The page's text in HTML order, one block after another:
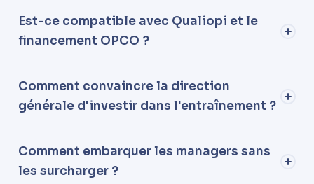
Est-ce compatible avec Qualiopi et le
financement OPCO ?
Comment convaincre la direction
générale d'investir dans l'entraînement ?
Comment embarquer les managers sans
les surcharger ?